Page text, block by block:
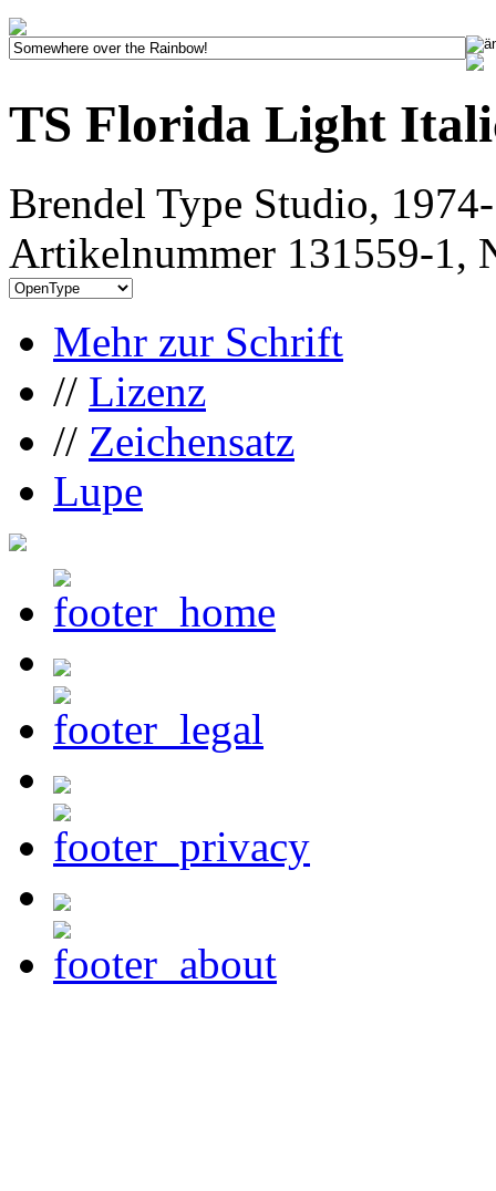
TS Florida Light
Brendel Type Studio,
Artikelnummer 131559-1,
Mehr zur Schrift
// Lizenz
// Zeichensatz
Lupe